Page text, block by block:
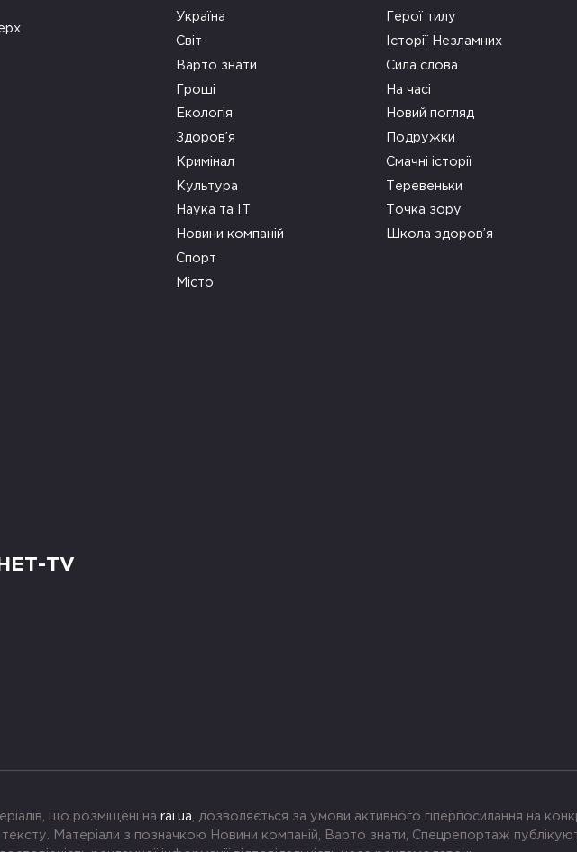
TV
Україна
Світ
Варто знати
Гроші
Екологія
Здоров’я
Кримінал
Культура
Наука та ІТ
Новини компаній
Спорт
Місто
Герої тилу
Історії Незламних
Сила слова
На часі
Новий погляд
Подружки
Смачні історії
Теревеньки
Точка зору
Школа здоров’я
що розміщені на rai.ua , дозволяється за умови активного гіперпосилання на
Матеріали з позначкою Новини компаній, Варто знати, Спецрепортаж